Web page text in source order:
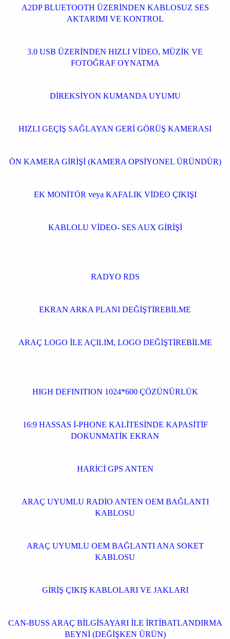
A2DP BLUETOOTH ÜZERİNDEN KABLOSUZ SES
AKTARIMI VE KONTROL
3.0 USB ÜZERİNDEN HIZLI VİDEO, MÜZİK VE
FOTOĞRAF OYNATMA
DİREKSİYON KUMANDA UYUMU
HIZLI GEÇİŞ SAĞLAYAN GERİ GÖRÜŞ KAMERASI
ÖN KAMERA GİRİŞİ (KAMERA OPSİYONEL ÜRÜNDÜR)
EK MONİTÖR veya KAFALIK VİDEO ÇIKIŞI
KABLOLU VİDEO- SES AUX GİRİŞİ
RADYO RDS
EKRAN ARKA PLANI DEĞİŞTİREBİLME
ARAÇ LOGO İLE AÇILIM, LOGO DEĞİŞTİREBİLME
HIGH DEFINITION 1024*600 ÇÖZÜNÜRLÜK
16:9 HASSAS İ-PHONE KALİTESİNDE KAPASİTİF
DOKUNMATİK EKRAN
HARİCİ GPS ANTEN
ARAÇ UYUMLU RADİO ANTEN OEM BAĞLANTI
KABLOSU
ARAÇ UYUMLU OEM BAĞLANTI ANA SOKET
KABLOSU
GİRİŞ ÇIKIŞ KABLOLARI VE JAKLARI
CAN-BUSS ARAÇ BİLGİSAYARI İLE İRTİBATLANDIRMA
BEYNİ (DEĞİŞKEN ÜRÜN)